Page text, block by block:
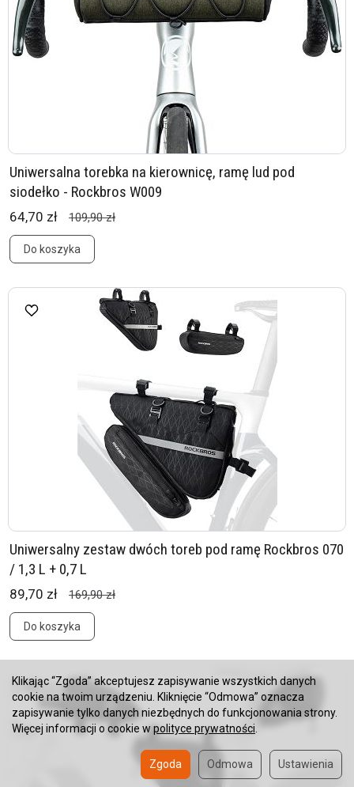
Uniwersalna torebka na kierownicę, ramę lud pod
siodełko - Rockbros W009
64,70 zł 109,90 zł
Do koszyka
Uniwersalny zestaw dwóch toreb pod ramę Rockbros 070
/ 1,3 L + 0,7 L
89,70 zł 169,90 zł
Do koszyka
Klikając “Zgoda” akceptujesz zapisywanie wszystkich danych
cookie na twoim urządzeniu. Kliknięcie “Odmowa” oznacza
zapisywanie tylko danych niezbędnych do funkcjonowania strony.
Więcej informacji o cookie wpolityce prywatności
Ustawienia
Odmowa
Zgoda